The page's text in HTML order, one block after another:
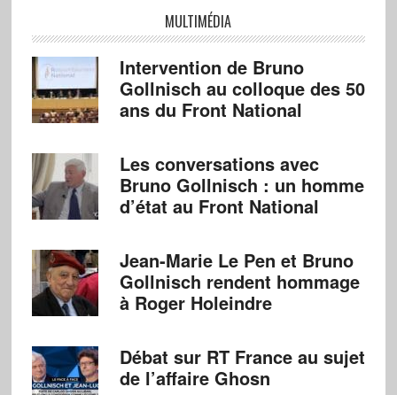
MULTIMÉDIA
Intervention de Bruno
Gollnisch au colloque des 50
ans du Front National
Les conversations avec
Bruno Gollnisch : un homme
d’état au Front National
Jean-Marie Le Pen et Bruno
Gollnisch rendent hommage
à Roger Holeindre
Débat sur RT France au sujet
de l’affaire Ghosn